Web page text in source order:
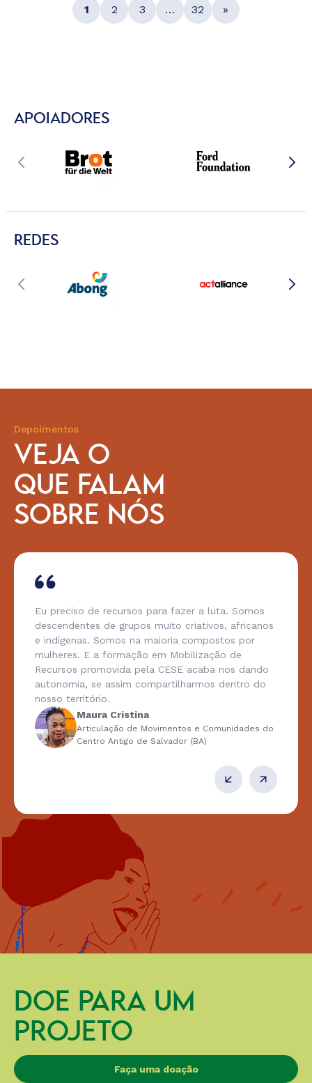
1 2 3 … 32 »
APOIADORES
REDES
Depoimentos
VEJA O
QUE FALAM
SOBRE NÓS
Eu preciso de recursos para fazer a luta. Somos
descendentes de grupos muito criativos, africanos
e indígenas. Somos na maioria compostos por
mulheres. E a formação em Mobilização de
Recursos promovida pela CESE acaba nos dando
autonomia, se assim compartilharmos dentro do
nosso território.
Maura Cristina
Articulação de Movimentos e Comunidades do
Centro Antigo de Salvador (BA)
DOE PARA UM
PROJETO
Faça uma doação